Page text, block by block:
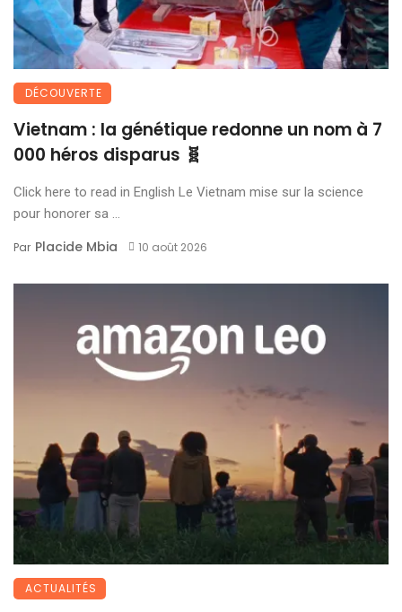
DÉCOUVERTE
Vietnam : la génétique redonne un nom à 7
000 héros disparus 🧬
Click here to read in English Le Vietnam mise sur la science
pour honorer sa ...
Par Placide Mbia 10 août 2026
ACTUALITÉS